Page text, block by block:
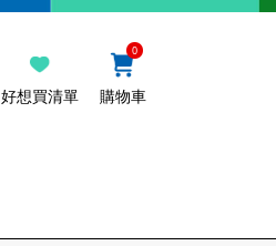
好想買清單
0
購物車